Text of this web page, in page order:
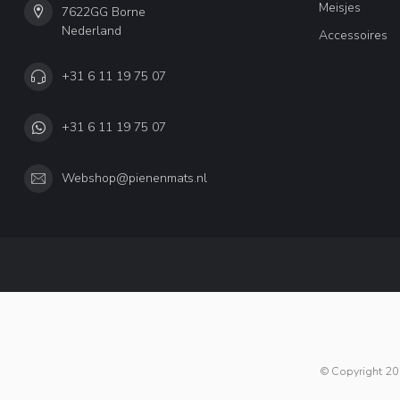
7622GG Borne
Nederland
+31 6 11 19 75 07
+31 6 11 19 75 07
Webshop@pienenmats.nl
Meisjes
Accessoires
© Copyright